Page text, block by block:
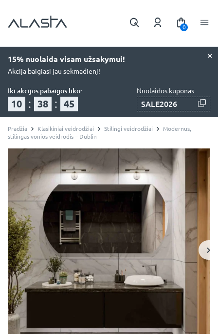
0
×
15% nuolaida visam užsakymui!
Akcija baigiasi jau sekmadienį!
Iki akcijos pabaigos liko:
10 : 38 : 44
Nuolaidos kuponas
SALE2026
Pradžia Klasikiniai veidrodžiai Stilingi veidrodžiai
Modernus,
stilingas vonios veidrodis – Dublin